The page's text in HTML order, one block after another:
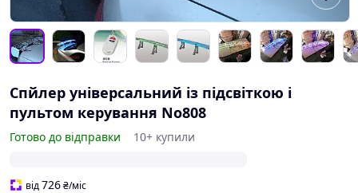
Спйлер універсальний із підсвіткою і
пультом керування No808
Готово до відправки 10+ купили
від726₴/міс